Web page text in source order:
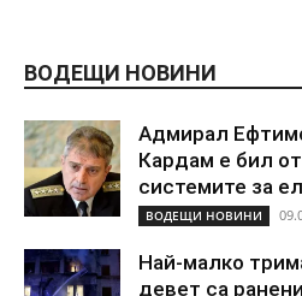
ВОДЕЩИ НОВИНИ
Адмирал
Кардам е бил
системите за
ВОДЕЩИ НОВИНИ
Най-малко
девет са